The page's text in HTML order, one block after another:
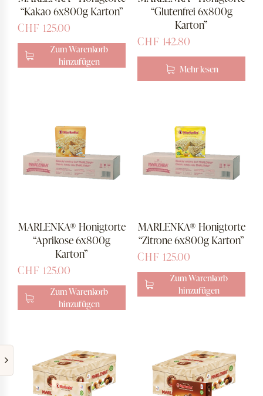
“Kakao 6x800g Karton”
CHF 125.00
Zum Warenkorb
hinzufügen
“Glutenfrei 6x800g
Karton”
CHF 142.80
Mehr lesen
MARLENKA® Honigtorte
“Aprikose 6x800g
Karton”
CHF 125.00
Zum Warenkorb
hinzufügen
MARLENKA® Honigtorte
“Zitrone 6x800g Karton”
CHF 125.00
Zum Warenkorb
hinzufügen